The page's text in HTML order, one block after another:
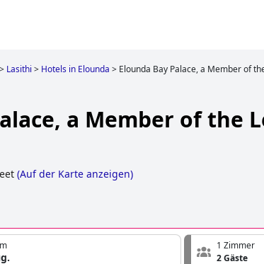
> Lasithi > Hotels in Elounda > Elounda Bay Palace, a Member of
a Member of the
(Auf der Karte anzeigen)
1 Zimmer
2 Gäste